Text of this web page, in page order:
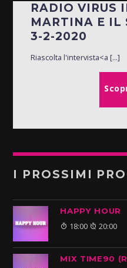
RADIO VIRUS
MARTINA E IL
3-2-2020
Riascolta l'intervista<a [...]
I PROSSIMI
HAPPY HOUR
18:00 20:00
MIX TIME90